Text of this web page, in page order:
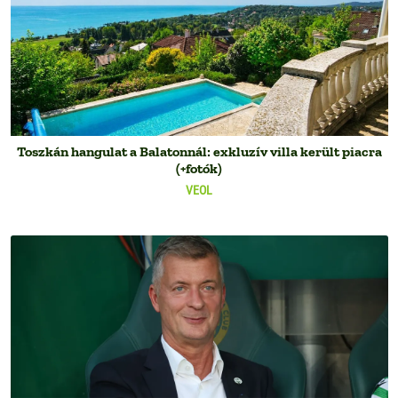
VEOL
Toszkán hangulat a Balatonnál: exkluzív villa került piacra
(+fotók)